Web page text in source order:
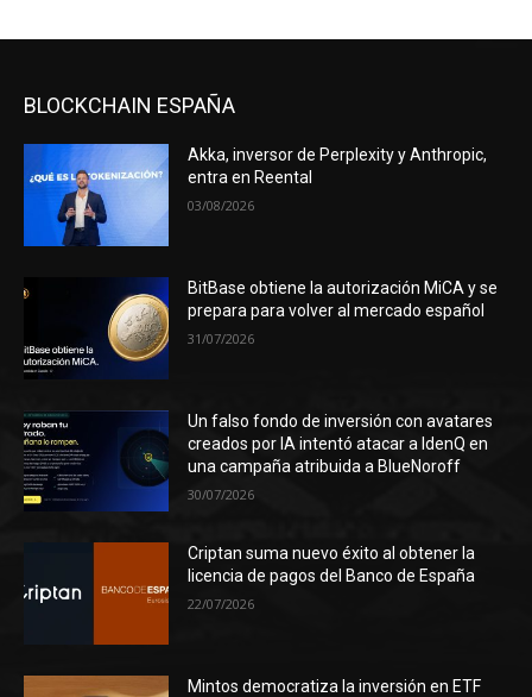
BLOCKCHAIN ESPAÑA
Akka, inversor de Perplexity y Anthropic,
entra en Reental
03/08/2026
BitBase obtiene la autorización MiCA y se
prepara para volver al mercado español
31/07/2026
Un falso fondo de inversión con avatares
creados por IA intentó atacar a IdenQ en
una campaña atribuida a BlueNoroff
30/07/2026
Criptan suma nuevo éxito al obtener la
licencia de pagos del Banco de España
22/07/2026
Mintos democratiza la inversión en ETF